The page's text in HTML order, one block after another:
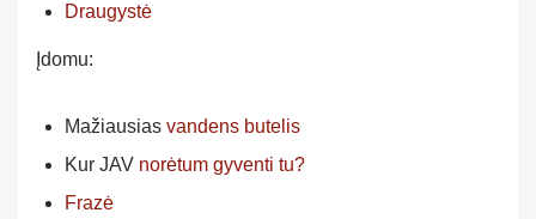
Draugystė
Įdomu:
Mažiausias vandens butelis
Kur JAV norėtum gyventi tu?
Frazė